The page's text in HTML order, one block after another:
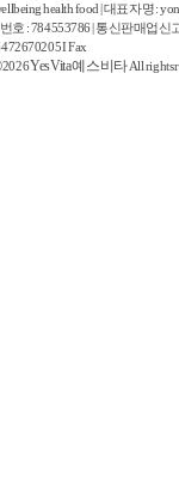
health food | 대표자명 :
호 : 784553786 | 통신판매업신
I Fax
YesVita 예스비타All rights